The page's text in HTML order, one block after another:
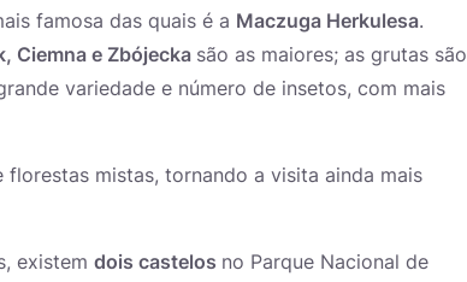
famosa das quais é a Maczuga Herkulesa.
Ciemna e Zbójecka são as maiores; as grutas são
variedade e número de insetos, com mais
mistas, tornando a visita ainda mais
existem dois castelos no Parque Nacional de